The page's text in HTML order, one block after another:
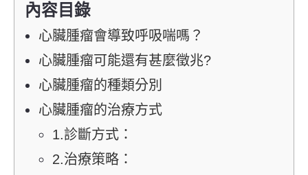
內容目錄
心臟腫瘤會導致呼吸喘嗎？
心臟腫瘤可能還有甚麼徵兆?
心臟腫瘤的種類分別
心臟腫瘤的治療方式
1.診斷方式：
2.治療策略：